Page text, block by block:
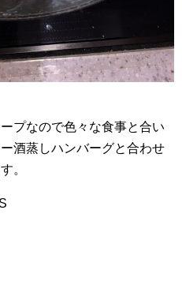
プなので色々な食事と合い
酒蒸しハンバーグと合わせ
。